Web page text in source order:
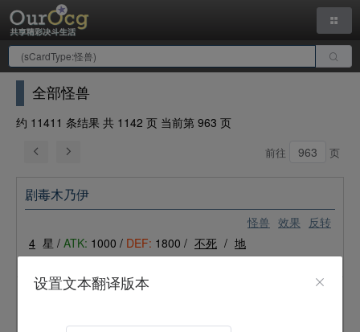
全部怪兽
约 11411 条结果 共 1142 页 当前第 963 页
前往 页
怪兽 效果 反转
剧毒木乃伊
4 星 / ATK: 1000 / DEF: 1800 / 不死 / 地
时间吞噬器
设置文本翻译版本